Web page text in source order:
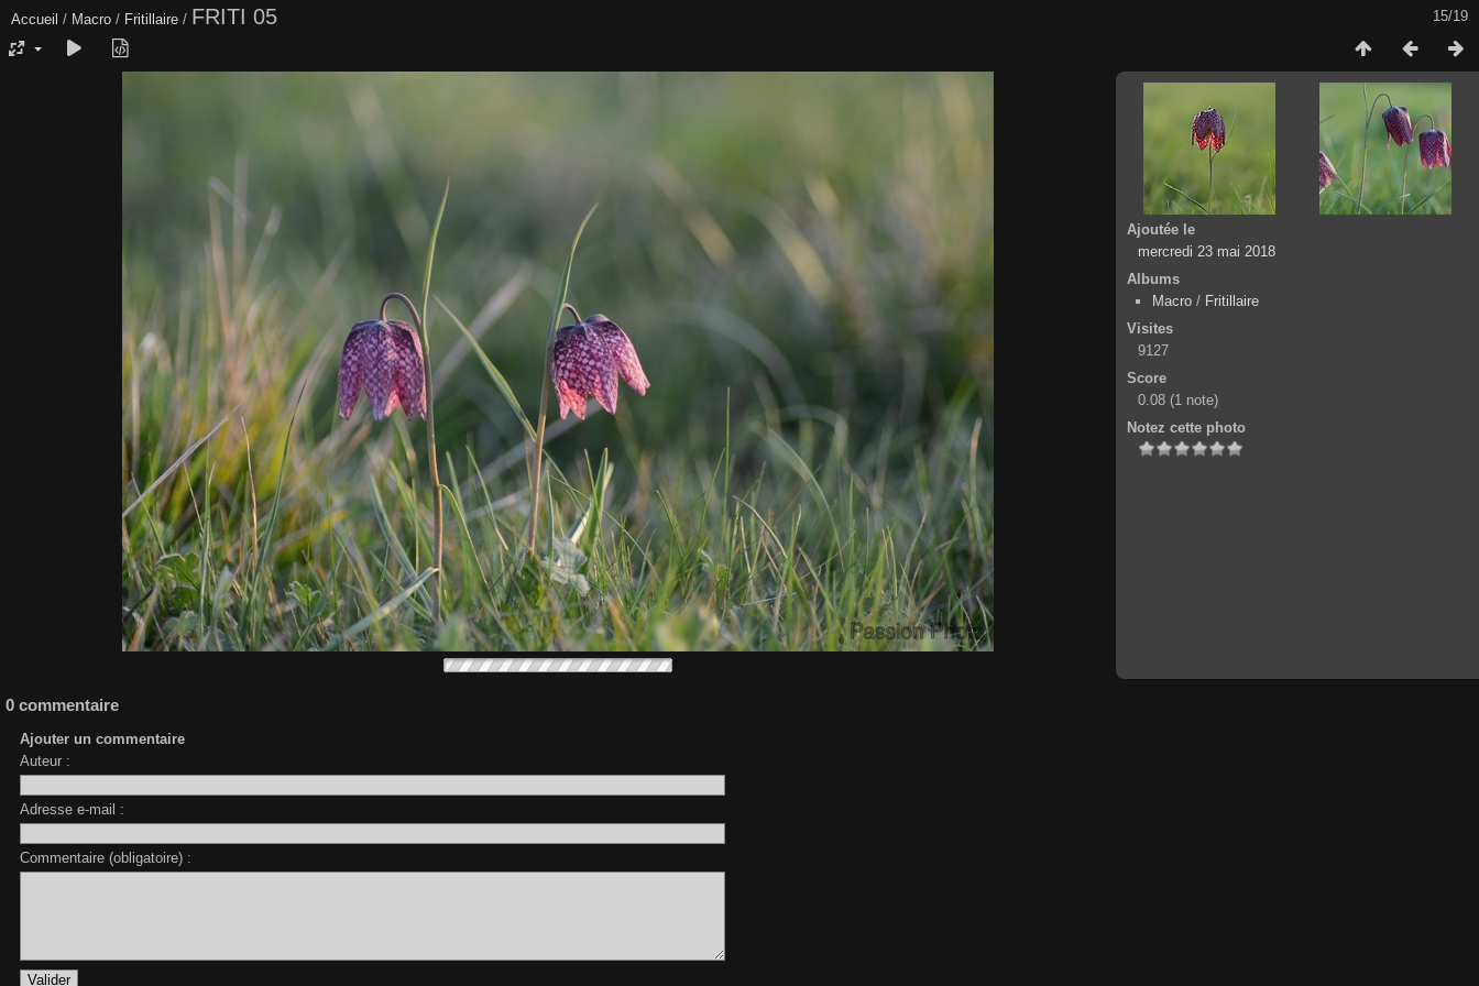
15/19
Accueil / Macro / Fritillaire / FRITI 05
Ajoutée le
mercredi 23 mai 2018
Albums
Macro / Fritillaire
Visites
9127
Score
0.08 (1 note)
Notez cette photo
0 commentaire
Ajouter un commentaire
Auteur :
Adresse e-mail :
Commentaire (obligatoire) :